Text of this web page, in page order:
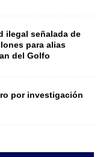
ilegal señalada de
para alias
del Golfo
por investigación